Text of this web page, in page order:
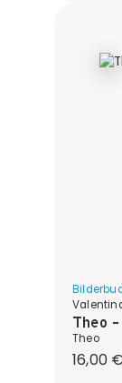
Theo
Theo
16,00 €